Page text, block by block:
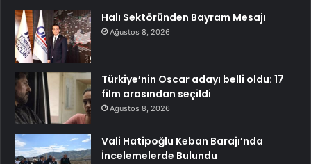
Halı Sektöründen Bayram Mesajı
Ağustos 8, 2026
Türkiye’nin Oscar adayı belli oldu: 17
film arasından seçildi
Ağustos 8, 2026
Vali Hatipoğlu Keban Barajı’nda
İncelemelerde Bulundu